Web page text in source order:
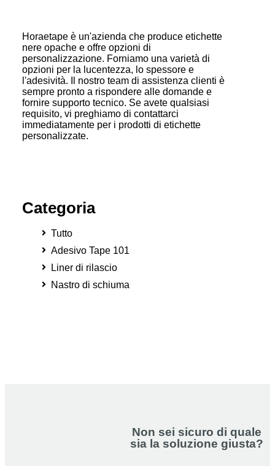
Horaetape è un'azienda che produce etichette
nere opache e offre opzioni di
personalizzazione. Forniamo una varietà di
opzioni per la lucentezza, lo spessore e
l'adesività. Il nostro team di assistenza clienti è
sempre pronto a rispondere alle domande e
fornire supporto tecnico. Se avete qualsiasi
requisito, vi preghiamo di contattarci
immediatamente per i prodotti di etichette
personalizzate.
Categoria
Tutto
Adesivo Tape 101
Liner di rilascio
Nastro di schiuma
Non sei sicuro di quale
sia la soluzione giusta?